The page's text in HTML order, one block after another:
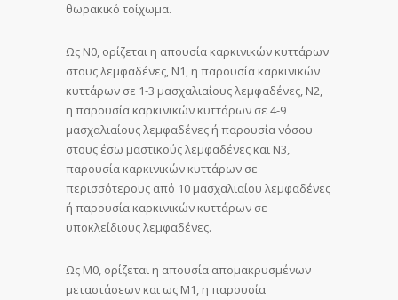
θωρακικό τοίχωμα.
Ως Ν0, ορίζεται η απουσία καρκινικών κυττάρων
στους λεμφαδένες, Ν1, η παρουσία καρκινικών
κυττάρων σε 1-3 μασχαλιαίους λεμφαδένες, Ν2,
η παρουσία καρκινικών κυττάρων σε 4-9
μασχαλιαίους λεμφαδένες ή παρουσία νόσου
στους έσω μαστικούς λεμφαδένες και Ν3,
παρουσία καρκινικών κυττάρων σε
περισσότερους από 10 μασχαλιαίου λεμφαδένες
ή παρουσία καρκινικών κυττάρων σε
υποκλείδιους λεμφαδένες.
Ως Μ0, ορίζεται η απουσία απομακρυσμένων
μεταστάσεων και ως Μ1, η παρουσία